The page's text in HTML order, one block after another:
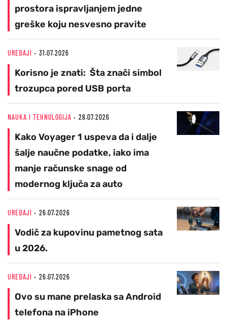
prostora ispravljanjem jedne
greške koju nesvesno pravite
UREĐAJI 31.07.2026
Korisno je znati: Šta znači simbol
trozupca pored USB porta
NAUKA I TEHNOLOGIJA 28.07.2026
Kako Voyager 1 uspeva da i dalje
šalje naučne podatke, iako ima
manje računske snage od
modernog ključa za auto
UREĐAJI 26.07.2026
Vodič za kupovinu pametnog sata
u 2026.
UREĐAJI 26.07.2026
Ovo su mane prelaska sa Android
telefona na iPhone